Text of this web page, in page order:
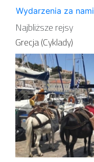
Wydarzenia za nami
Najbliższe rejsy
Grecja (Cyklady)